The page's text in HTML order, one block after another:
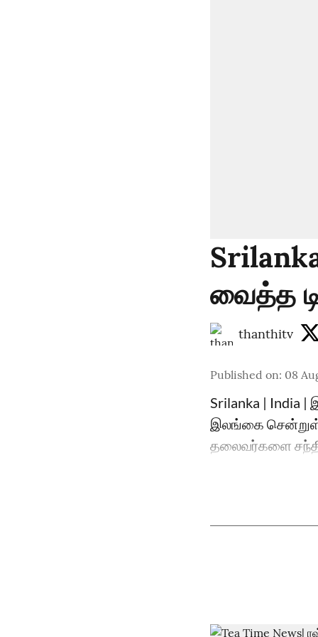
வைத்த
thanthitv
Published on: 08
Srilanka | India
இலங்கை சென்றுள்ள
தலைவர்களை